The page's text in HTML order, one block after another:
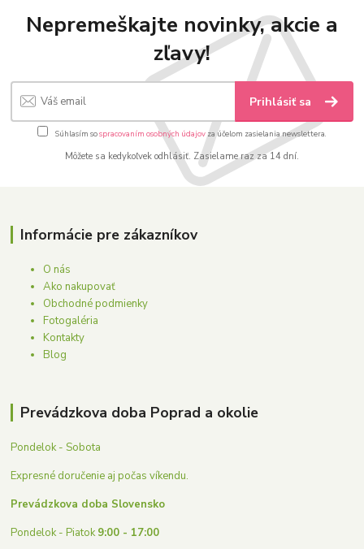
Nepremeškajte novinky, akcie a
zľavy!
Prihlásiť sa
Súhlasím sospracovaním osobných údajov za účelom zasielania newslettera.
Môžete sa kedykoľvek odhlásiť. Zasielame raz za 14 dní.
Informácie pre zákazníkov
O nás
Ako nakupovať
Obchodné podmienky
Fotogaléria
Kontakty
Blog
Prevádzkova doba Poprad a okolie
Pondelok - Sobota
Expresné doručenie aj počas víkendu.
Prevádzkova doba Slovensko
Pondelok - Piatok9:00 - 17:00